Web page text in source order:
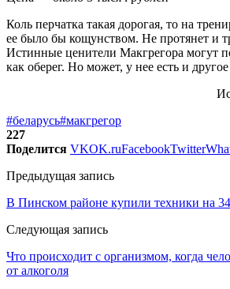
Коль перчатка такая дорогая, то на
ее было бы кощунством. Не протянет и
Истинные ценители Макгрегора могут
как оберег. Но может, у нее есть и
#беларусь#макгрегор
227
Поделится VKOK.ruFacebookTwitter
Предыдущая запись
В Пинском районе купили техники на
Следующая запись
Что происходит с организмом, когда
от алкоголя